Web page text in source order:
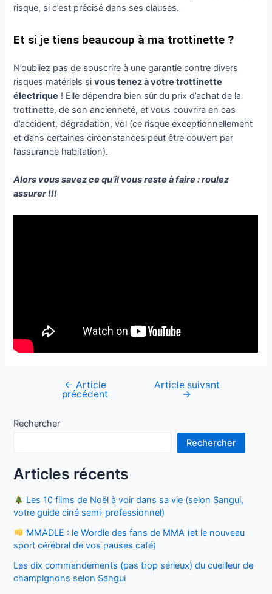
risque, si c’est précisé dans ses clauses.
Et si je tiens beaucoup à ma trottinette ?
N’oubliez pas de souscrire à une garantie contre divers
risques matériels sivous tenez à votre trottinette
électrique ! Elle dépendra bien sûr du prix d’achat de la
trottinette, de son ancienneté, et vous couvrira en cas
d’accident, dégradation, vol (ce risque exceptionnellement
et dans certaines circonstances peut être couvert par
l’assurance habitation).
Alors vous savez ce qu’il vous reste à faire : roulez
assurer !!!
Navigation
← Article
précédent
Article suivant
→
Rechercher
Rechercher
Articles récents
Les 10 films de Noël à voir dans sa vie (selon Sangui,
votre guide ciné semi-professionnel)
MMADLE : le Wordle des fans de MMA (et le nouveau
sport cérébral de vos pauses café)
Les dix commandements (pas trop sérieux) du cueilleur de
champignons selon Sangui